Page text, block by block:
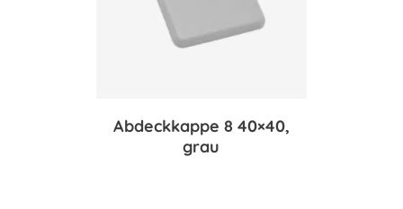
Abdeckkappe 8 40×40,
grau